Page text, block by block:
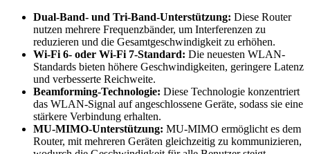
Dual-Band- und Tri-Band-Unterstützung: Diese Router
nutzen mehrere Frequenzbänder, um Interferenzen zu
reduzieren und die Gesamtgeschwindigkeit zu erhöhen.
Wi-Fi 6- oder Wi-Fi 7-Standard: Die neuesten WLAN-
Standards bieten höhere Geschwindigkeiten, geringere Latenz
und verbesserte Reichweite.
Beamforming-Technologie: Diese Technologie konzentriert
das WLAN-Signal auf angeschlossene Geräte, sodass sie eine
stärkere Verbindung erhalten.
MU-MIMO-Unterstützung: MU-MIMO ermöglicht es dem
Router, mit mehreren Geräten gleichzeitig zu kommunizieren,